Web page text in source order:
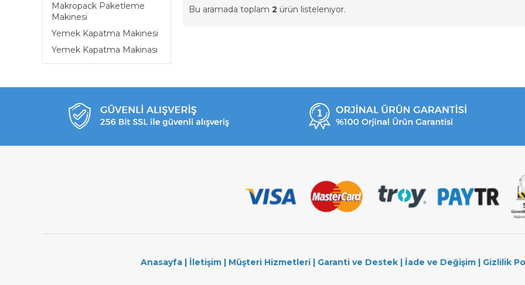
Makropack Paketleme
Makinesi
Yemek Kapatma Makinesi
Yemek Kapatma Makinası
Bu aramada toplam 2 ürün listeleniyor.
Anasayfa | İletişim | Müşteri Hizmetleri | Garanti ve Destek | İade ve Değişim | Gizlilik